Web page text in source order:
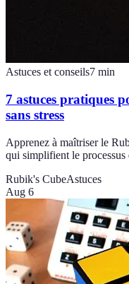
Astuces et conseils7 min
7 astuces pratiques
sans stress
Apprenez à maîtriser le
qui simplifient le processus
Rubik's CubeAstuces
Aug 6